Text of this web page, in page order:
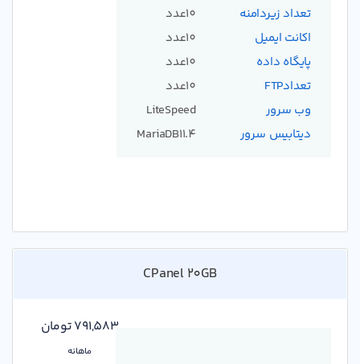
تعداد زیردامنه
اکانت ایمیل
پایگاه داده
تعدادFTP
وب سرور
دیتابیس سرور
10عدد
10عدد
10عدد
10عدد
LiteSpeed
MariaDB11.4
CPanel 20GB
791,583 تومان
ماهانه